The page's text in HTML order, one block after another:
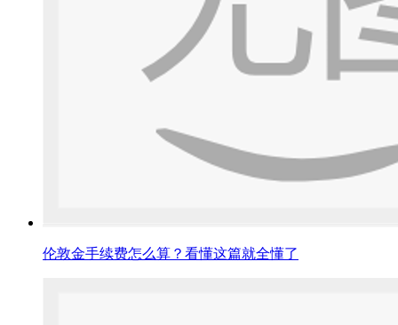
伦敦金手续费怎么算？看懂这篇就全懂了